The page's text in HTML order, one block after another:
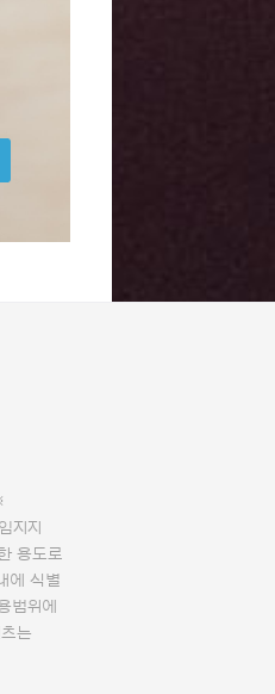
지지
용도로
에 식별
범위에
는